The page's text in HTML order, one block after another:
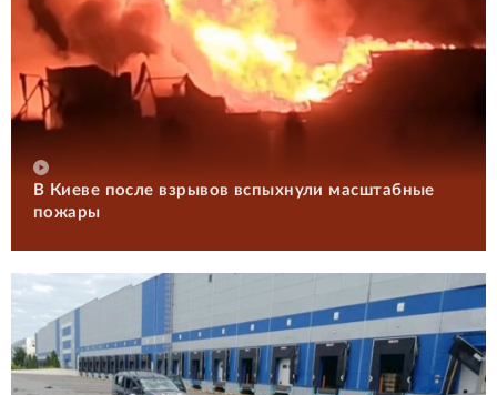
В Киеве после взрывов вспыхнули масштабные
пожары